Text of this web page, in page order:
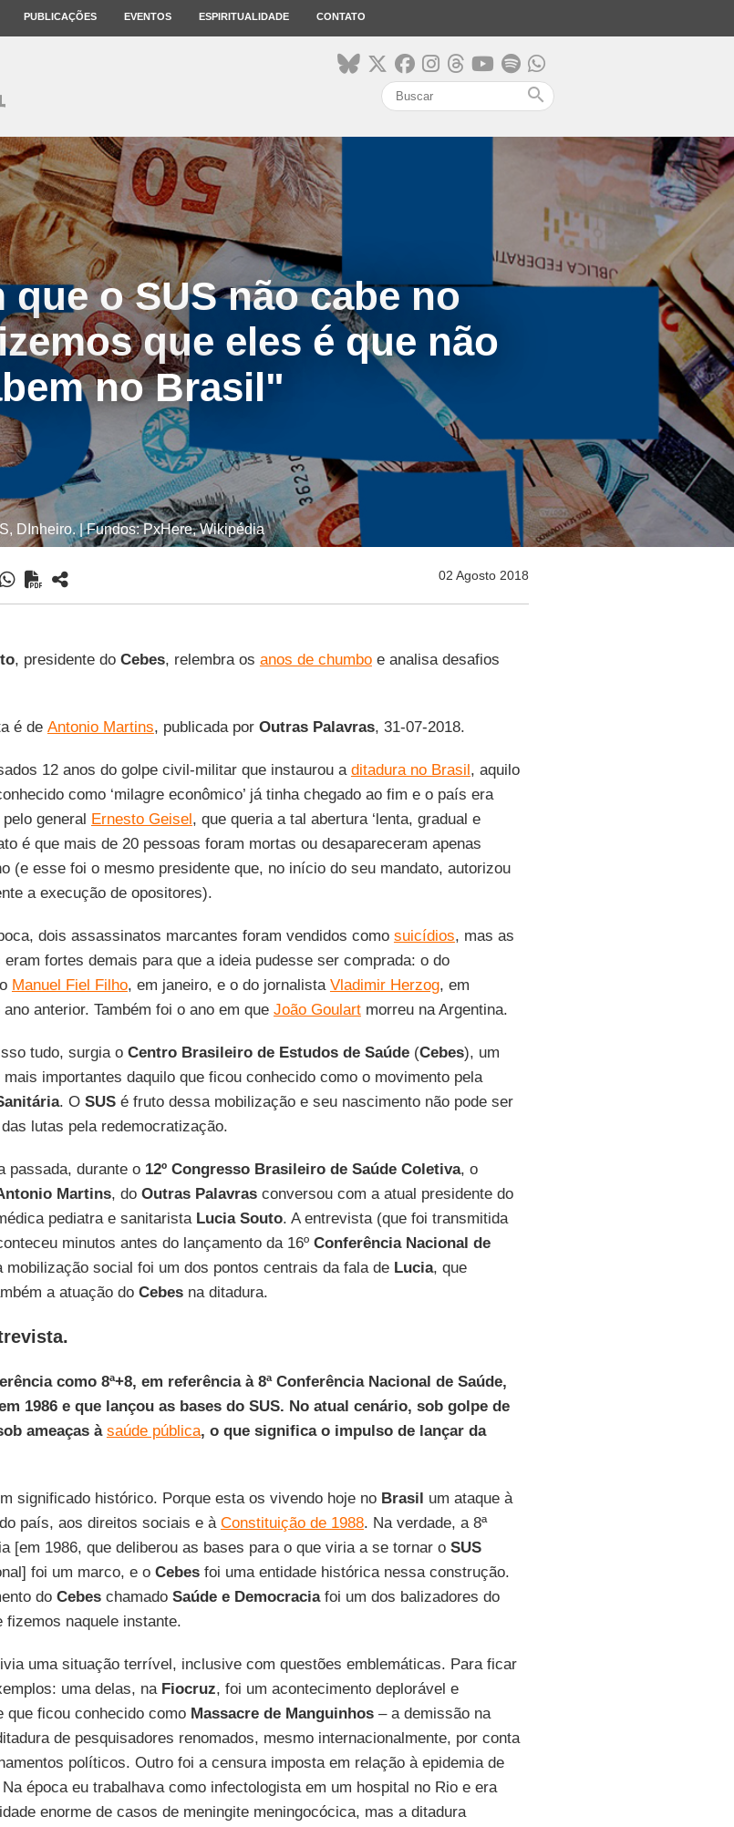
PUBLICAÇÕES EVENTOS ESPIRITUALIDADE CONTATO
search
que o SUS não cabe no
que eles é que não
no Brasil"
DInheiro. | Fundos: PxHere, Wikipédia
02 Agosto 2018
, presidente do Cebes, relembra os anos de chumboe analisa desafios
é de Antonio Martins, publicada por Outras Palavras, 31-07-2018.
12 anos do golpe civil-militar que instaurou a ditadura no Brasil, aquilo
como ‘milagre econômico’ já tinha chegado ao fim e o país era
general Ernesto Geisel, que queria a tal abertura ‘lenta, gradual e
é que mais de 20 pessoas foram mortas ou desapareceram apenas
(e esse foi o mesmo presidente que, no início do seu mandato, autorizou
a execução de opositores).
dois assassinatos marcantes foram vendidos como suicídios, mas as
eram fortes demais para que a ideia pudesse ser comprada: o do
Manuel Fiel Filho, em janeiro, e o do jornalista Vladimir Herzog, em
anterior. Também foi o ano em que João Goulartmorreu na Argentina.
tudo, surgia o Centro Brasileiro de Estudos de Saúde(Cebes), um
importantes daquilo que ficou conhecido como o movimento pela
. O SUSé fruto dessa mobilização e seu nascimento não pode ser
lutas pela redemocratização.
passada, durante o 12º Congresso Brasileiro de Saúde Coletiva, o
Martins, do Outras Palavrasconversou com a atual presidente do
pediatra e sanitarista Lucia Souto. A entrevista (que foi transmitida
minutos antes do lançamento da 16º Conferência Nacional de
mobilização social foi um dos pontos centrais da fala de Lucia, que
a atuação do Cebesna ditadura.
como 8ª+8, em referência à 8ª Conferência Nacional de Saúde,
1986 e que lançou as bases do SUS. No atual cenário, sob golpe de
ameaças à saúde pública, o que significa o impulso de lançar da
significado histórico. Porque esta os vivendo hoje no Brasil um ataque à
país, aos direitos sociais e à Constituição de 1988. Na verdade, a 8ª
[em 1986, que deliberou as bases para o que viria a se tornar o SUS
foi um marco, e o Cebesfoi uma entidade histórica nessa construção.
do Cebeschamado Saúde e Democraciafoi um dos balizadores do
fizemos naquele instante.
uma situação terrível, inclusive com questões emblemáticas. Para ficar
uma delas, na Fiocruz, foi um acontecimento deplorável e
que ficou conhecido como Massacre de Manguinhos– a demissão na
de pesquisadores renomados, mesmo internacionalmente, por conta
políticos. Outro foi a censura imposta em relação à epidemia de
época eu trabalhava como infectologista em um hospital no Rio e era
enorme de casos de meningite meningocócica, mas a ditadura